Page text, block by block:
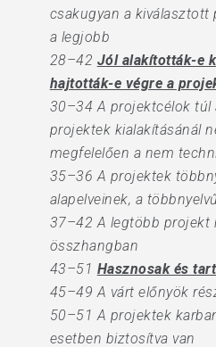
csakugyan a kiválasztott
a legjobb
28–42 Jól alakították-e
hajtották-e végre a
30–34 A projektcélok túl
projektek kialakításánál
megfelelően a nem
35–36 A projektek
alapelveinek, a
37–42 A legtöbb projekt
összhangban
43–51 Hasznosak és
45–49 A várt előnyök
50–51 A projektek
esetben biztosítva van